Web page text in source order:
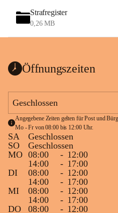
Strafregister
0,26 MB
Öffnungszeiten
Geschlossen
Angegebene Zeiten gelten für Post und
Mo - Fr von 08:00 bis 12:00 Uhr.
SA
Geschlossen
SO
Geschlossen
MO 08:00 - 12:00
14:00
- 17:00
DI
08:00 - 12:00
14:00
- 17:00
MI
08:00 - 12:00
14:00
- 17:00
DO
08:00 - 12:00